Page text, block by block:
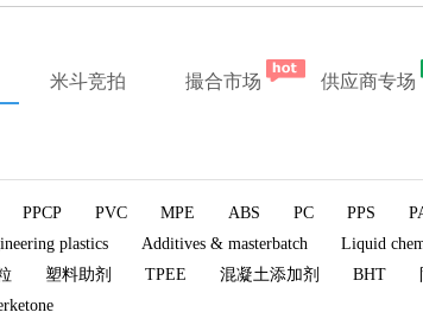
米斗竞拍 撮合市场 供应商专场
PPCP PVC MPE ABS PC PPS
plastics Additives & masterbatch Liquid
塑料助剂 TPEE 混凝土添加剂 BHT